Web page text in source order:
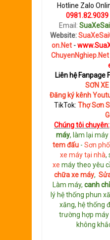
Hotline Zalo
Email:
Website:
on.Net -
ChuyenNghiep.Net
Liên hệ Fanpage
SƠN
Đăng ký kênh
TikTok: Thợ Sơn
Chúng tôi chuyên:
máy, làm lại máy
tem đấu - Sơn
xe máy tại nhà,
xe máy theo yêu
chữa xe máy,
Làm máy, canh
lý hệ thống phun
xăng, hệ thống
trường hợp máy
không